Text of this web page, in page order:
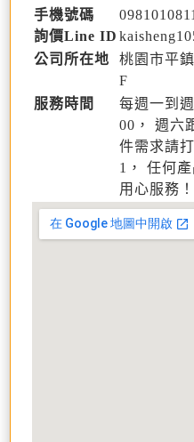
手機號碼
0981010811
詢價Line ID
公司所在地
桃園市平
F
服務時間
每週一到
00， 週六
件需求請
1， 任何
用心服務！